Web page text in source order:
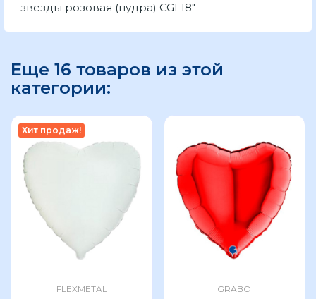
звезды розовая (пудра) CGI 18"
Еще 16 товаров из этой
категории:
Хит продаж!
FLEXMETAL GRABO